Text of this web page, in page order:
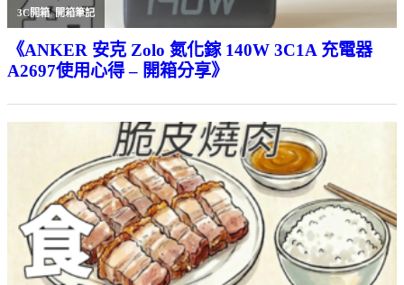
3C開箱,開箱筆記
《ANKER 安克 Zolo 氮化鎵 140W 3C1A 充電器
A2697使用心得 – 開箱分享》